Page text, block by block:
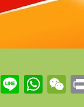
Facebook
Line